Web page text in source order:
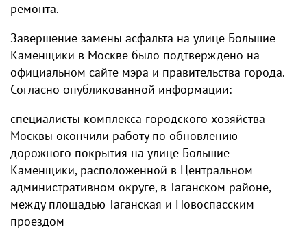
ремонта.
Завершение замены асфальта на улице Большие
Каменщики в Москве было подтверждено на
официальном сайте мэра и правительства города.
Согласно опубликованной информации:
специалисты комплекса городского хозяйства
Москвы окончили работу по обновлению
дорожного покрытия на улице Большие
Каменщики, расположенной в Центральном
административном округе, в Таганском районе,
между площадью Таганская и Новоспасским
проездом